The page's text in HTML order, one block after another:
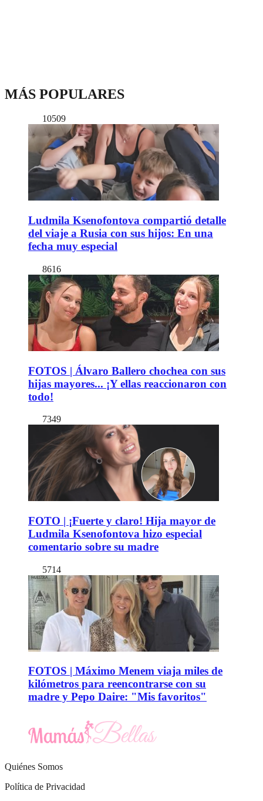
MÁS POPULARES
10509
Ludmila Ksenofontova compartió detalle
del viaje a Rusia con sus hijos: En una
fecha muy especial
8616
FOTOS | Álvaro Ballero chochea con sus
hijas mayores... ¡Y ellas reaccionaron con
todo!
7349
FOTO | ¡Fuerte y claro! Hija mayor de
Ludmila Ksenofontova hizo especial
comentario sobre su madre
5714
FOTOS | Máximo Menem viaja miles de
kilómetros para reencontrarse con su
madre y Pepo Daire: "Mis favoritos"
Quiénes Somos
Política de Privacidad